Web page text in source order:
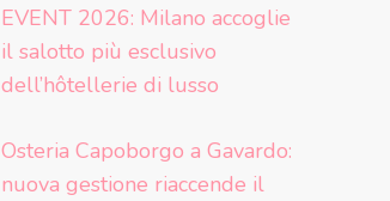
EVENT 2026: Milano accoglie
il salotto più esclusivo
dell’hôtellerie di lusso
Osteria Capoborgo a Gavardo:
nuova gestione riaccende il